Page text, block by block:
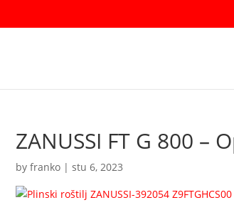
ZANUSSI FT G 800 –
by franko| stu 6, 2023